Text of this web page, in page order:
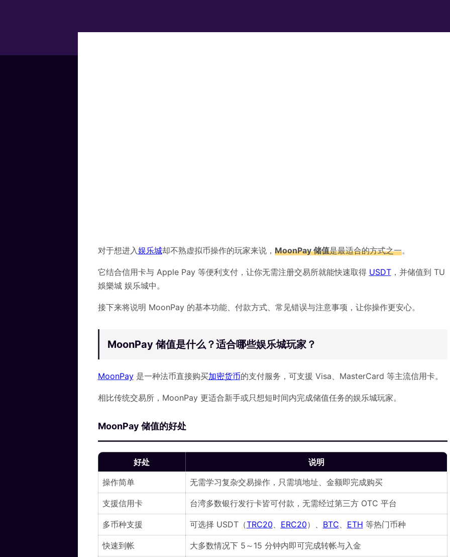
对于想进入娱乐城却不熟虚拟币操作的玩家来说， MoonPay 储值是最适合的方式之一。
它结合信用卡与 Apple Pay 等便利支付，让你无需注册交易所就能快速取得 USDT，并储值到 TU
娛樂城 娱乐城中。
接下来将说明 MoonPay 的基本功能、付款方式、常见错误与注意事项，让你操作更安心。
MoonPay 储值是什么？适合哪些娱乐城玩家？
MoonPay是一种法币直接购买加密货币的支付服务，可支援 Visa、MasterCard 等主流信用卡。
相比传统交易所，MoonPay 更适合新手或只想短时间内完成储值任务的娱乐城玩家。
MoonPay 储值的好处
好处
说明
操作简单
无需学习复杂交易操作，只需填地址、金额即完成购买
支援信用卡 台湾多数银行发行卡皆可付款，无需经过第三方 OTC 平台
多币种支援 可选择 USDT（TRC20、 ERC20）、 BTC、 ETH 等热门币种
快速到帐 大多数情况下 5～15 分钟内即可完成转帐与入金